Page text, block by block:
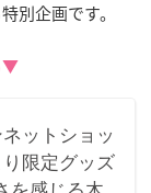
別企画です。
▼